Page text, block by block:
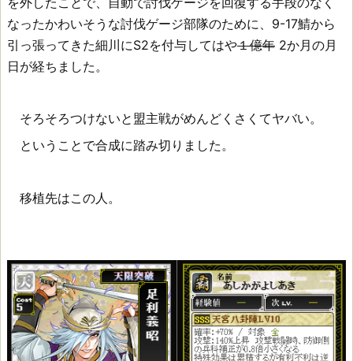
なったかわいそうな討伐ゲージ部隊のために、9-17鯖から
引っ張ってきた細川にS2を付与してはや１億年 2か月の月
日が経ちました。
そろそろつけないと盟主戦がめんどくさくてヤバい。
ということで合成に踏み切りました。
移植先はこの人。